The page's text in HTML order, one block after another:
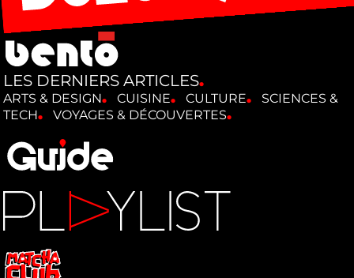
LES DERNIERS ARTICLES
ARTS & DESIGN CUISINE CULTURE
SCIENCES &
TECH
VOYAGES & DÉCOUVERTES